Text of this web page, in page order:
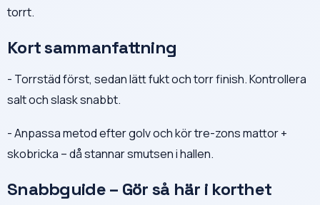
torrt.
Kort sammanfattning
- Torrstäd först, sedan lätt fukt och torr finish. Kontrollera
salt och slask snabbt.
- Anpassa metod efter golv och kör tre-zons mattor +
skobricka – då stannar smutsen i hallen.
Snabbguide – Gör så här i korthet